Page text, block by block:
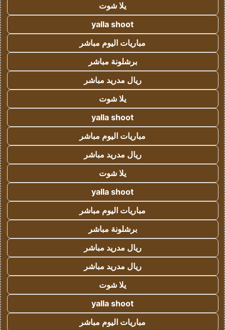
يلا شوت
yalla shoot
مباريات اليوم مباشر
برشلونة مباشر
ريال مدريد مباشر
يلا شوت
yalla shoot
مباريات اليوم مباشر
ريال مدريد مباشر
يلا شوت
yalla shoot
مباريات اليوم مباشر
برشلونة مباشر
ريال مدريد مباشر
ريال مدريد مباشر
يلا شوت
yalla shoot
مباريات اليوم مباشر